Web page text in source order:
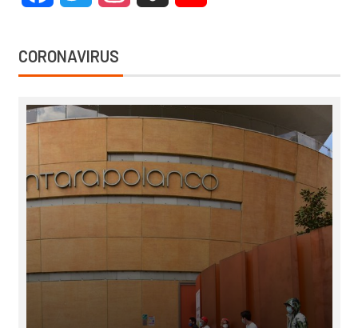
CORONAVIRUS